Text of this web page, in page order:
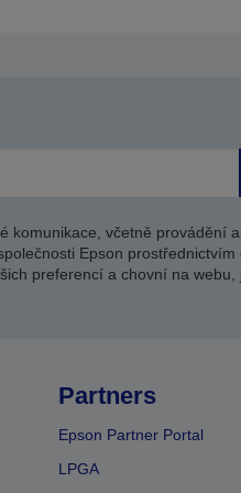
komunikace, včetně provádění
Epson prostřednictvím
preferencí a chovní na webu,
Partners
Epson Partner Portal
LPGA